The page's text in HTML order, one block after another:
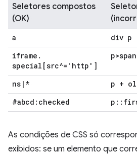
Seletores compostos
(OK)
a
div p
iframe .
special[src^='http']
p>span
ns | *
p + ol
#abcd:checked
p ::
As condições de CSS só
exibidos: se um elemento que